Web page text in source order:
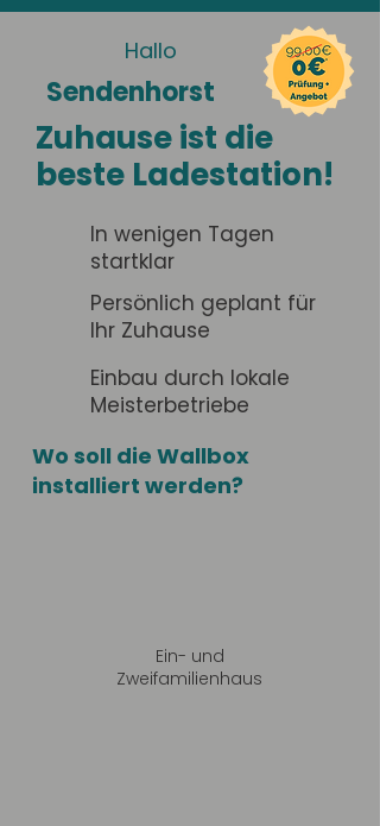
Hallo
Sendenhorst
Zuhause ist die
beste Ladestation!
In wenigen Tagen
startklar
Persönlich geplant für
Ihr Zuhause
Einbau durch lokale
Meisterbetriebe
Wo soll die Wallbox
installiert werden?
Ein- und
Zweifamilienhaus